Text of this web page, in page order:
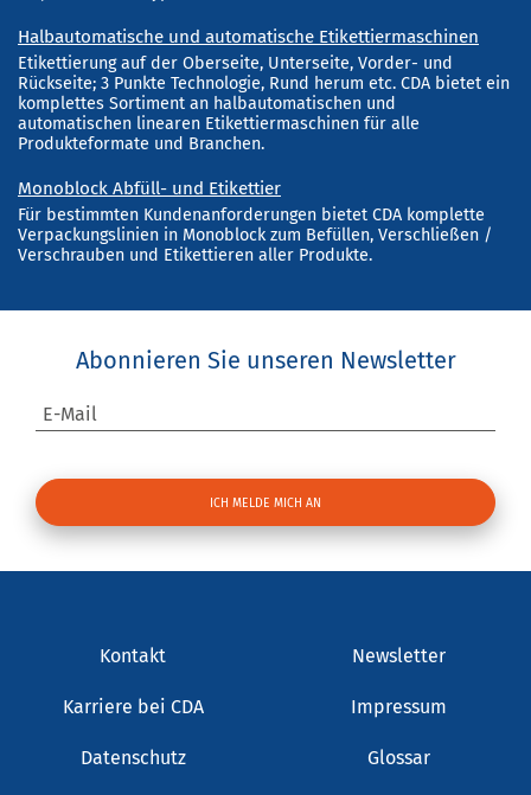
Halbautomatische und automatische Etikettiermaschinen
Etikettierung auf der Oberseite, Unterseite, Vorder- und
Rückseite; 3 Punkte Technologie, Rund herum etc. CDA bietet ein
komplettes Sortiment an halbautomatischen und
automatischen linearen Etikettiermaschinen für alle
Produkteformate und Branchen.
Monoblock Abfüll- und Etikettier
Für bestimmten Kundenanforderungen bietet CDA komplette
Verpackungslinien in Monoblock zum Befüllen, Verschließen /
Verschrauben und Etikettieren aller Produkte.
Abonnieren Sie unseren Newsletter
E-Mail
Kontakt Newsletter
Karriere bei CDA Impressum
Datenschutz Glossar